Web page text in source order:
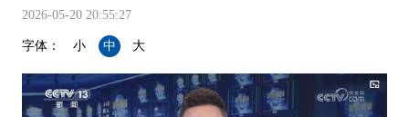
2026-05-20 20:55:27
字体： 小 中 大